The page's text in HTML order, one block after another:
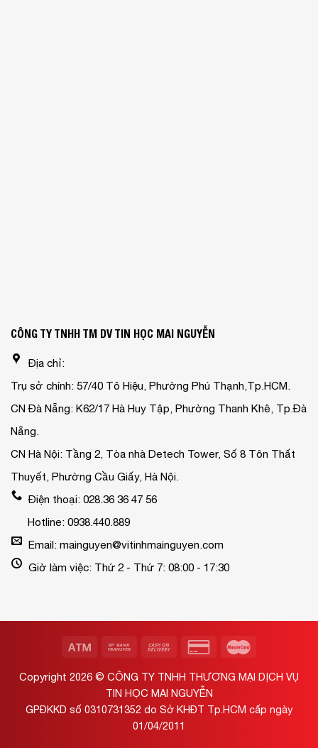
CÔNG TY TNHH TM DV TIN HỌC MAI NGUYỄN
Địa chỉ:
Trụ sở chính: 57/40 Tô Hiệu, Phường Phú Thạnh,Tp.HCM.
CN Đà Nẵng: K62/17 Hà Huy Tập, Phường Thanh Khê, Tp.Đà
Nẵng.
CN Hà Nội: Tầng 2, Tòa nhà Detech Tower, Số 8 Tôn Thất
Thuyết, Phường Cầu Giấy, Hà Nội.
Điện thoại: 028.36 36 47 56
Hotline: 0938.440.889
Email: mainguyen@vitinhmainguyen.com
Giờ làm việc: Thứ 2 - Thứ 7: 08:00 - 17:30
Copyright 2026 © CÔNG TY TNHH THƯƠNG MẠI DỊCH VỤ
TIN HỌC MAI NGUYỄN
GPĐKKD số 0310731352 do Sở KHĐT Tp.HCM cấp ngày
01/04/2011